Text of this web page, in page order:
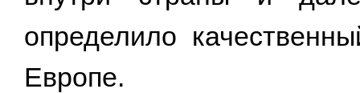
определило
Европе.